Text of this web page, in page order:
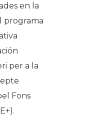
en la
programa
per a la
Fons